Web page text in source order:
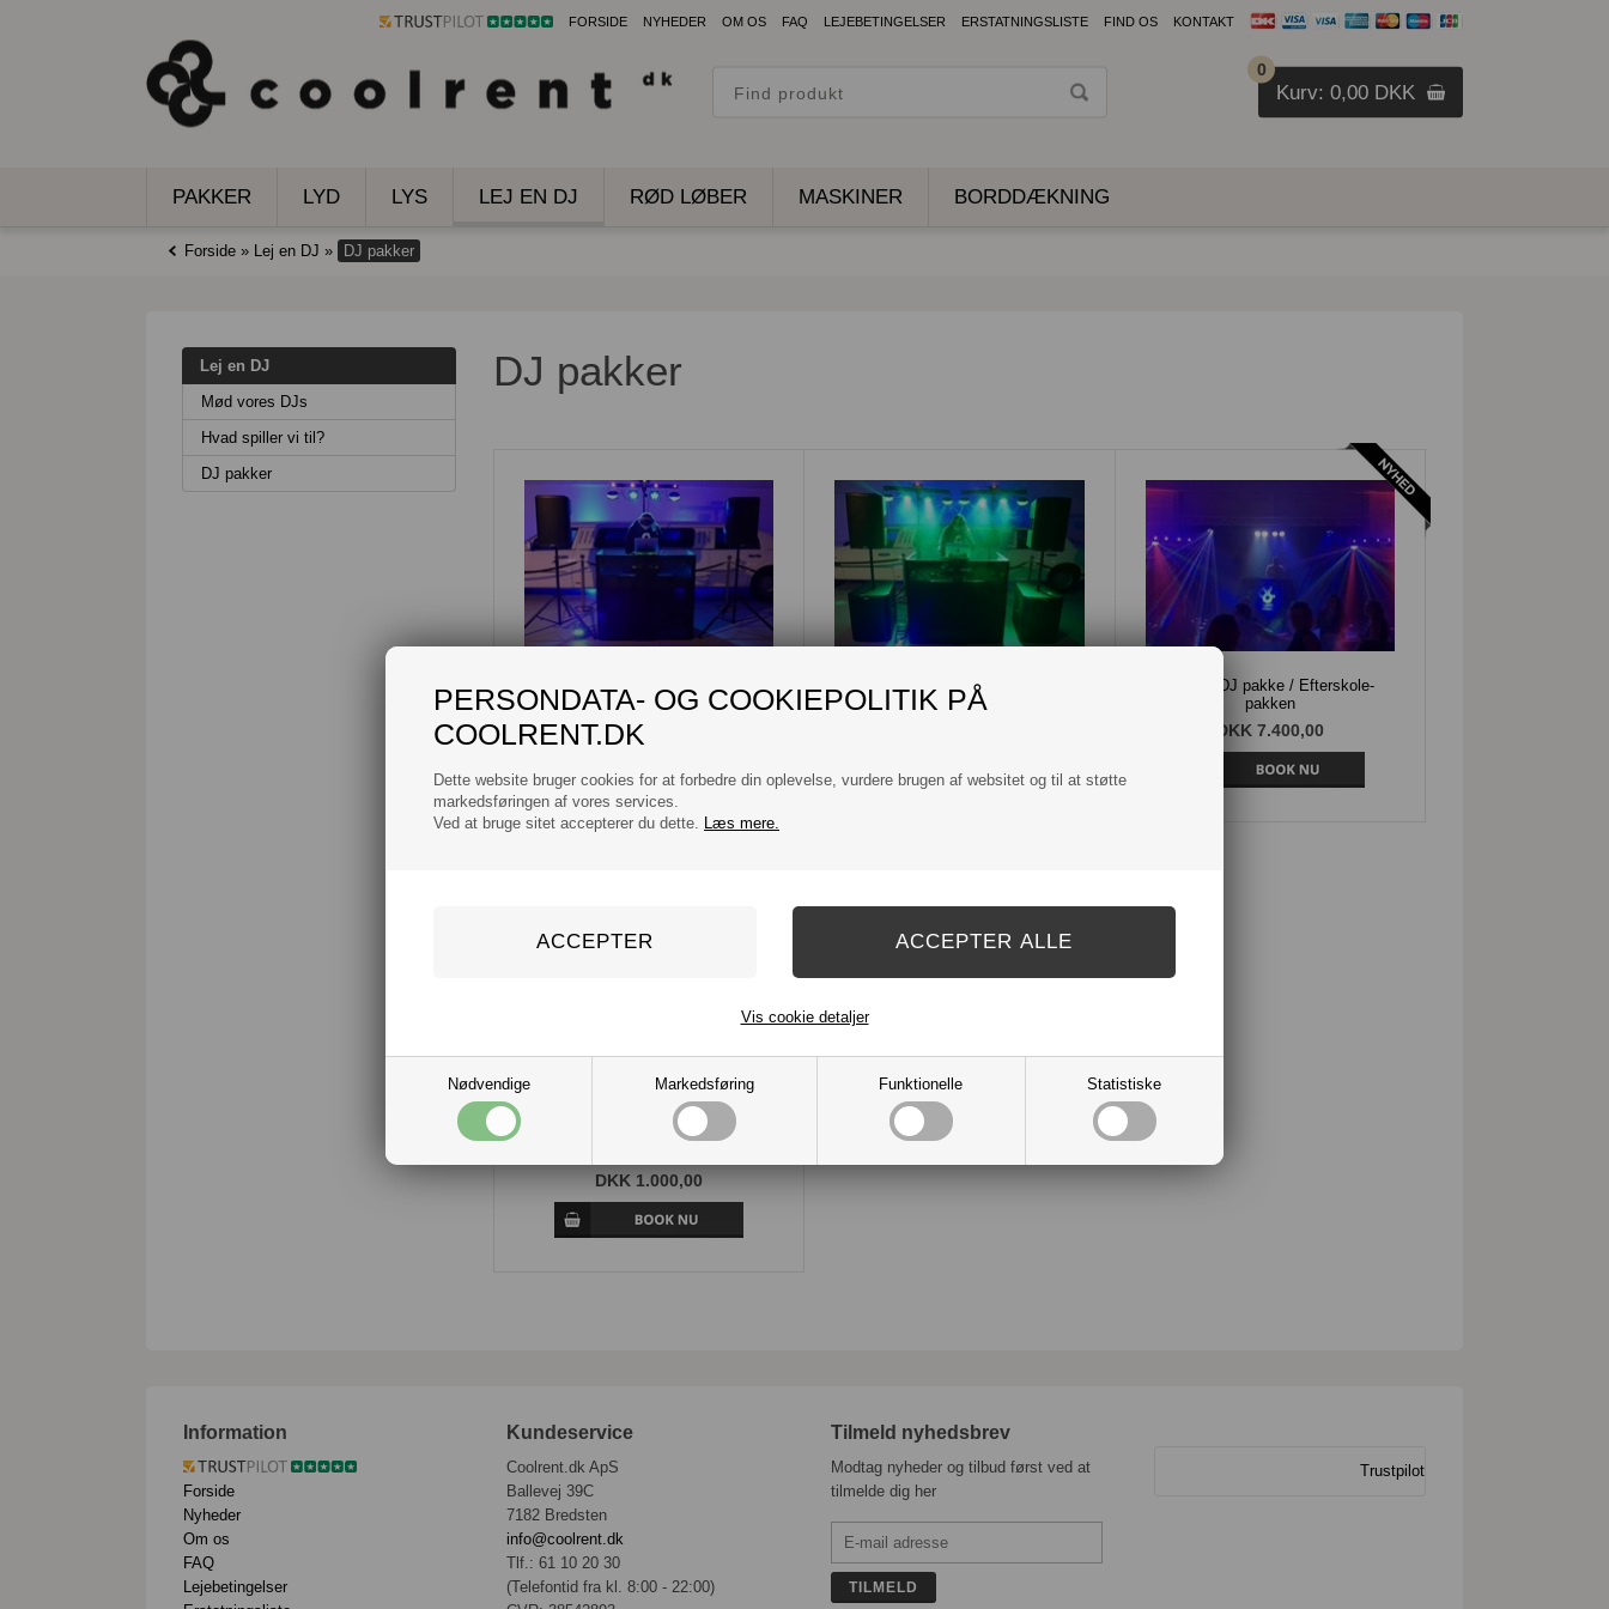
PERSONDATA- OG COOKIEPOLITIK PÅ
COOLRENT.DK
Dette website bruger cookies for at forbedre din oplevelse, vurdere brugen af websitet og til at støtte
markedsføringen af vores services.
Ved at bruge sitet accepterer du dette. Læs mere.
Nødvendige Markedsføring Funktionelle Statistiske
Vis cookie detaljer
0
Kurv: 0,00 DKK
FORSIDE NYHEDER OM OS FAQ LEJEBETINGELSER ERSTATNINGSLISTE FIND OS KONTAKT
PAKKER LYD LYS LEJ EN DJ RØD LØBER MASKINER BORDDÆKNING
Forside » Lej en DJ » DJ pakker
Lej en DJ
Mød vores DJs
Hvad spiller vi til?
DJ pakker
DJ pakker
DKK 4.400,00
Stor DJ pakke
DKK 5.400,00
Deluxe DJ pakke / Efterskole-
pakken
DKK 7.400,00
Ekstra DJ-time - Pris pr. påbegyndt
DKK 1.000,00
Information
Forside
Nyheder
Om os
FAQ
Lejebetingelser
Kundeservice
Coolrent.dk ApS
Ballevej 39C
7182 Bredsten
info@coolrent.dk
Tlf.: 61 10 20 30
(Telefontid fra kl. 8:00 - 22:00)
Tilmeld nyhedsbrev
Modtag nyheder og tilbud først ved at
tilmelde dig her
Trustpilot